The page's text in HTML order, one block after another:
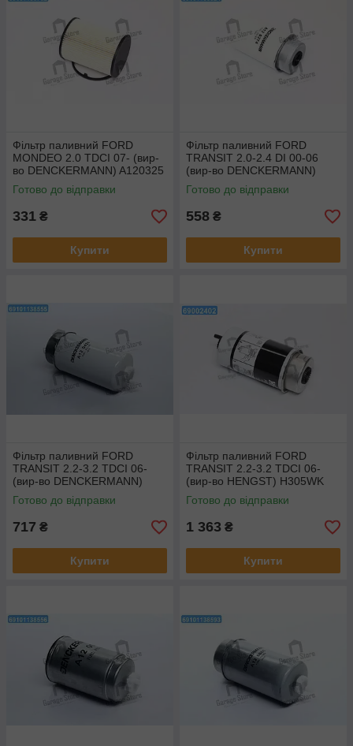
Фільтр паливний FORD
MONDEO 2.0 TDCI 07- (вир-
во DENCKERMANN) A120325
Готово до відправки
331 ₴
Купити
Фільтр паливний FORD
TRANSIT 2.0-2.4 DI 00-06
(вир-во DENCKERMANN)
A120274
Готово до відправки
558 ₴
Купити
Фільтр паливний FORD
TRANSIT 2.2-3.2 TDCI 06-
(вир-во DENCKERMANN)
A120420
Готово до відправки
717 ₴
Купити
Фільтр паливний FORD
TRANSIT 2.2-3.2 TDCI 06-
(вир-во HENGST) H305WK
Готово до відправки
1 363 ₴
Купити